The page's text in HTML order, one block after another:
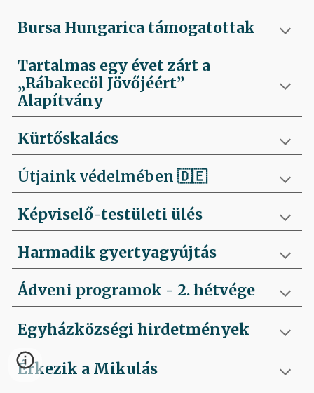
Bursa Hungarica támogatottak
Tartalmas egy évet zárt a
„Rábakecöl Jövőjéért”
Alapítvány
Kürtőskalács
Útjaink védelmében🇩🇪
Képviselő-testületi ülés
Harmadik gyertyagyújtás
Ádveni programok - 2. hétvége
Egyházközségi hirdetmények
Érkezik a Mikulás